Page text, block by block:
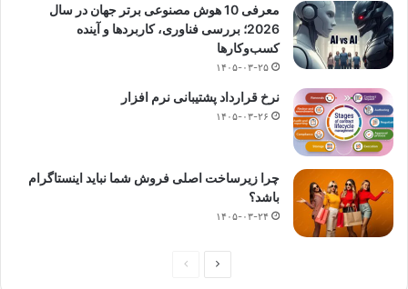
معرفی 10 هوش مصنوعی برتر جهان در سال
2026؛ بررسی فناوری، کاربردها و آینده
کسب‌وکارها
۱۴۰۵-۰۳-۲۵
نرخ قرارداد پشتیبانی نرم افزار
۱۴۰۵-۰۳-۲۶
چرا زیرساخت اصلی فروش شما نباید اینستاگرام
باشد؟
۱۴۰۵-۰۳-۲۴
صفحه
صفحه